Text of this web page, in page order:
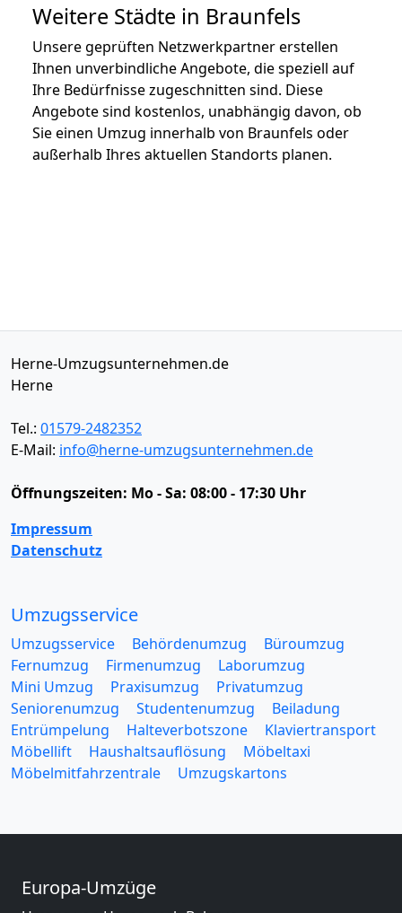
Weitere Städte in Braunfels
Unsere geprüften Netzwerkpartner erstellen
Ihnen unverbindliche Angebote, die speziell auf
Ihre Bedürfnisse zugeschnitten sind. Diese
Angebote sind kostenlos, unabhängig davon, ob
Sie einen Umzug innerhalb von Braunfels oder
außerhalb Ihres aktuellen Standorts planen.
Herne-Umzugsunternehmen.de
Herne
Tel.: 01579-2482352
E-Mail: info@herne-umzugsunternehmen.de
Öffnungszeiten: Mo - Sa: 08:00 - 17:30 Uhr
Impressum
Datenschutz
Umzugsservice
Umzugsservice Behördenumzug
Büroumzug
Fernumzug
Firmenumzug
Laborumzug
Mini Umzug
Praxisumzug
Privatumzug
Seniorenumzug
Studentenumzug
Beiladung
Entrümpelung
Halteverbotszone
Klaviertransport
Möbellift
Haushaltsauflösung
Möbeltaxi
Möbelmitfahrzentrale
Umzugskartons
Europa-Umzüge